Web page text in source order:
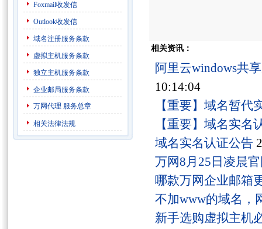
Foxmail收发信
Outlook收发信
域名注册服务条款
虚拟主机服务条款
独立主机服务条款
企业邮局服务条款
万网代理 服务总章
相关法律法规
相关资讯：
阿里云windows共
10:14:04
【重要】域名暂代
【重要】域名实名
域名实名认证公告
万网8月25日凌晨
哪款万网企业邮箱
不加www的域名，
新手选购虚拟主机